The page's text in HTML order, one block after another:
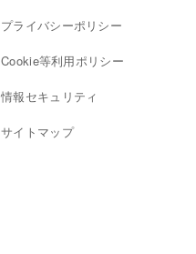
プライバシーポリシー
Cookie等利用ポリシー
情報セキュリティ
サイトマップ